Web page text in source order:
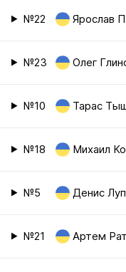
№22 Ярослав
№23 Олег
№10 Тарас
№18 Михаил
№5 Денис
№21 Артем